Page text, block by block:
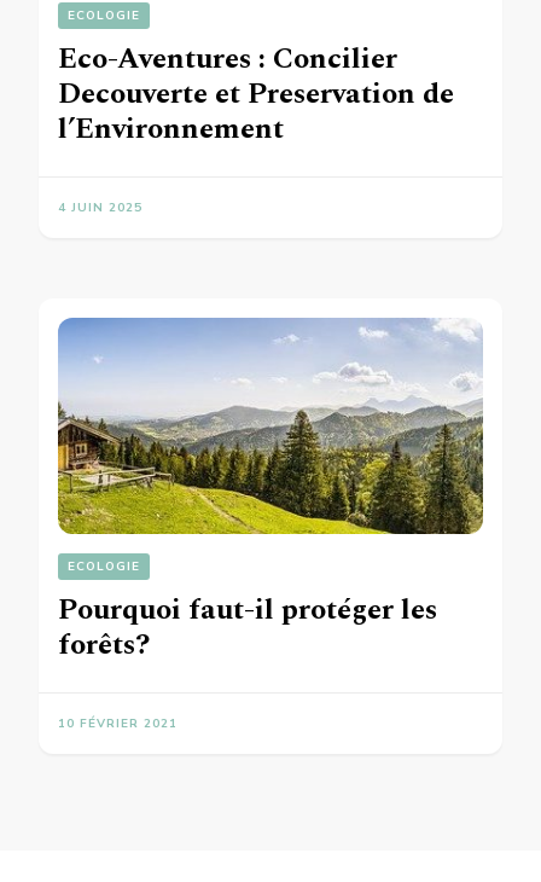
ECOLOGIE
Eco-Aventures : Concilier
Decouverte et Preservation de
l’Environnement
4 JUIN 2025
ECOLOGIE
Pourquoi faut-il protéger les
forêts?
10 FÉVRIER 2021